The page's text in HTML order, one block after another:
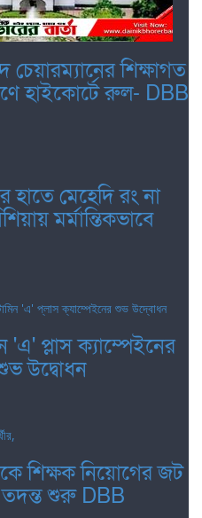
শিক্ষাগত
হাইকোর্টে রুল- DBB
মেহেদি রং না
মর্মান্তিকভাবে
'এ' প্লাস ক্যাম্পেইনের
উদ্বোধন
শিক্ষক নিয়োগের জট
তদন্ত শুরু DBB